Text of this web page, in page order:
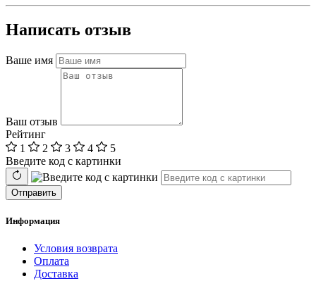
Написать отзыв
Ваше имя
Ваш отзыв
Рейтинг
1
2 3 4
5
Введите код с картинки
Отправить
Информация
Условия возврата
Оплата
Доставка